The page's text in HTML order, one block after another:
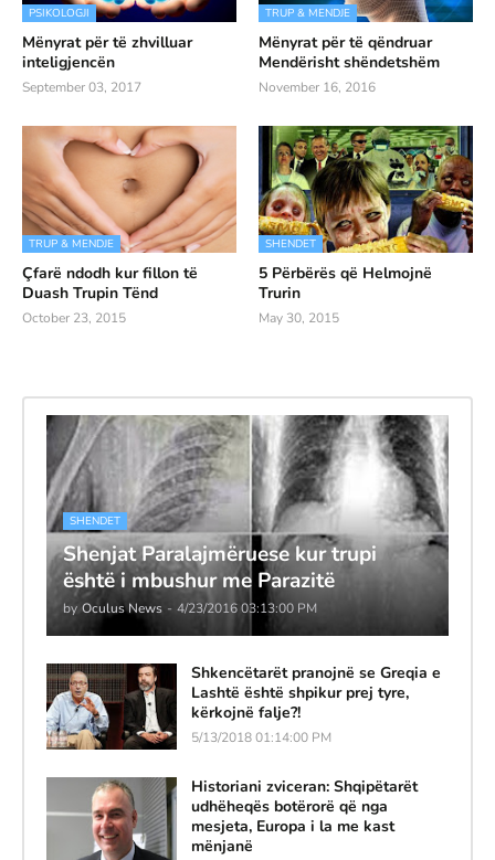
PSIKOLOGJI
Mënyrat për të zhvilluar
inteligjencën
September 03, 2017
TRUP & MENDJE
Mënyrat për të qëndruar
Mendërisht shëndetshëm
November 16, 2016
TRUP & MENDJE
Çfarë ndodh kur fillon të
Duash Trupin Tënd
October 23, 2015
SHENDET
5 Përbërës që Helmojnë
Trurin
May 30, 2015
SHENDET
Shenjat Paralajmëruese kur trupi
është i mbushur me Parazitë
by Oculus News - 4/23/2016 03:13:00 PM
Shkencëtarët pranojnë se Greqia e
Lashtë është shpikur prej tyre,
kërkojnë falje?!
5/13/2018 01:14:00 PM
Historiani zviceran: Shqipëtarët
udhëheqës botërorë që nga
mesjeta, Europa i la me kast
mënjanë